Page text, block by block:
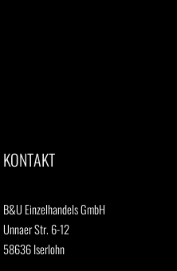
KONTAKT
B&U Einzelhandels GmbH
Unnaer Str. 6-12
58636 Iserlohn